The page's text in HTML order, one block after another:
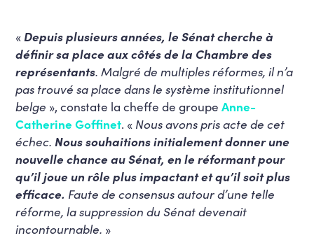
«Depuis plusieurs années, le Sénat cherche à
définir sa place aux côtés de la Chambre des
représentants. Malgré de multiples réformes, il n’a
pas trouvé sa place dans le système institutionnel
belge », constate la cheffe de groupeAnne-
Catherine Goffinet. « Nous avons pris acte de cet
échec.Nous souhaitions initialement donner une
nouvelle chance au Sénat, en le réformant pour
qu’il joue un rôle plus impactant et qu’il soit plus
efficace. Faute de consensus autour d’une telle
réforme, la suppression du Sénat devenait
incontournable. »